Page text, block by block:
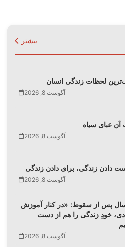
بیشتر
لحظات زندگی انسان
آگوست 8, 2026
عبای سیاه
آگوست 8, 2026
دادن زندگی، برای دادن زندگی
آگوست 8, 2026
پس از سقوط: «در کنار آموزش
خودِ زندگی را هم از دست
آگوست 8, 2026